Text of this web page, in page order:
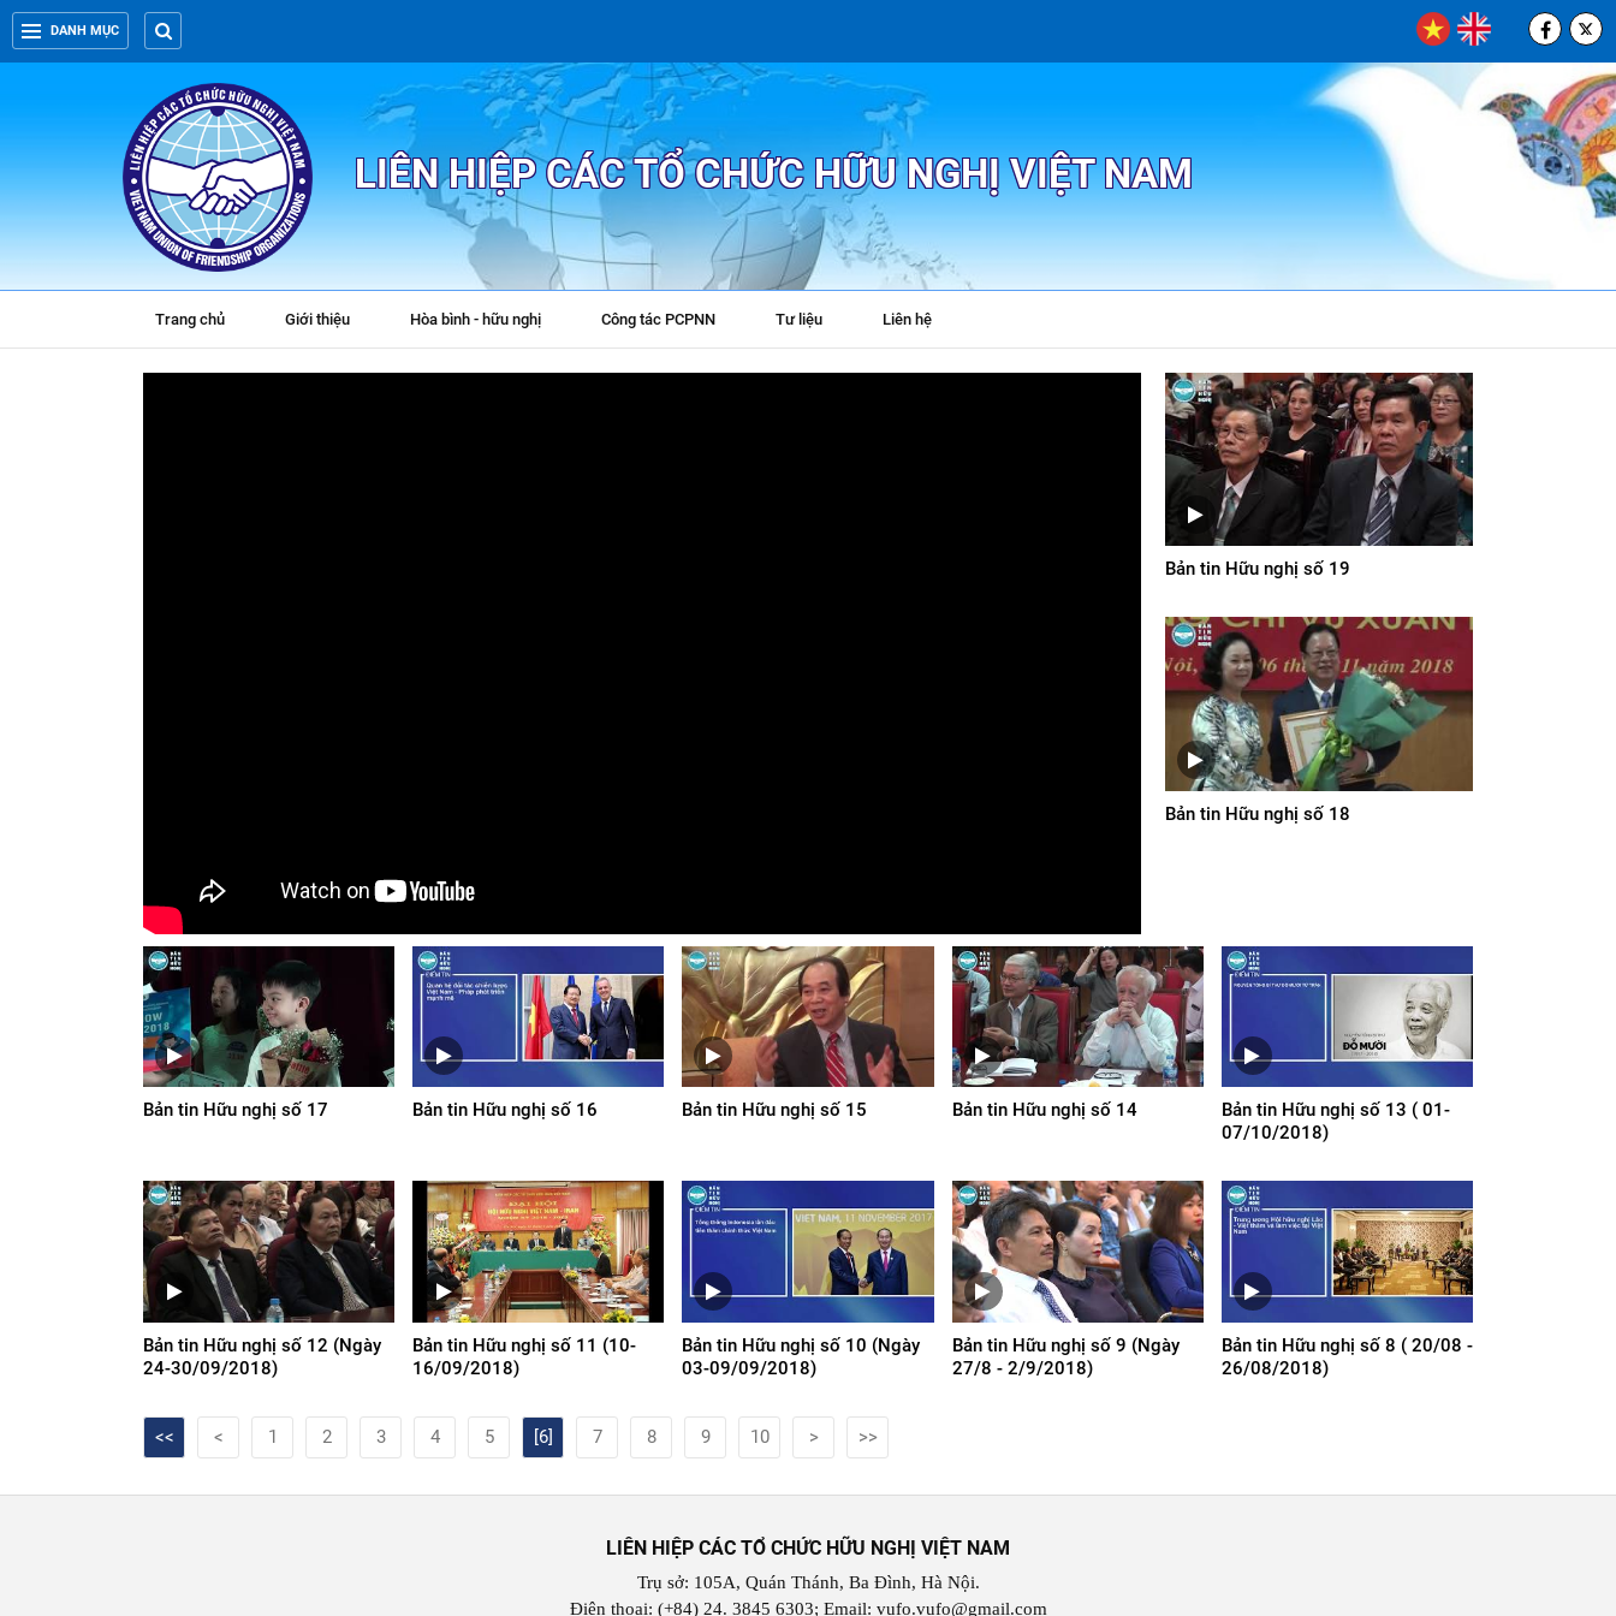
DANH MỤC
LIÊN HIỆP CÁC TỔ CHỨC HỮU NGHỊ VIỆT NAM
Trang chủ Giới thiệu Hòa bình - hữu nghị Công tác PCPNN Tư liệu Liên hệ
Bản tin Hữu nghị số 19
Bản tin Hữu nghị số 18
Bản tin Hữu nghị số 17 Bản tin Hữu nghị số 16 Bản tin Hữu nghị số 15 Bản tin Hữu nghị số 14
Bản tin Hữu nghị số 13 ( 01-
07/10/2018)
Bản tin Hữu nghị số 12 (Ngày
24-30/09/2018)
Bản tin Hữu nghị số 11 (10-
16/09/2018)
Bản tin Hữu nghị số 10 (Ngày
03-09/09/2018)
Bản tin Hữu nghị số 9 (Ngày
27/8 - 2/9/2018)
Bản tin Hữu nghị số 8 ( 20/08 -
26/08/2018)
<< < 1 2 3 4 5 [6] 7 8 9 10 > >>
LIÊN HIỆP CÁC TỔ CHỨC HỮU NGHỊ VIỆT NAM
Trụ sở: 105A, Quán Thánh, Ba Đình, Hà Nội.
Điện thoại: (+84) 24. 3845 6303; Email: vufo.vufo@gmail.com